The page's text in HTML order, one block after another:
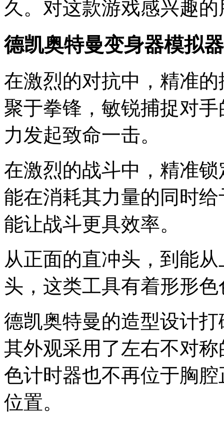
久。对这款游戏感兴趣
德凯奥特曼变身器模拟
在激烈的对抗中，精准
聚于拳锋，敏锐捕捉对
力发起致命一击。
在激烈的战斗中，精准
能在消耗其力量的同时
能让战斗更具效率。
从正面的直冲头，到能
头，这类工具有着形形
德凯奥特曼的造型设计
其外观采用了左右不对
色计时器也不再位于胸
位置。